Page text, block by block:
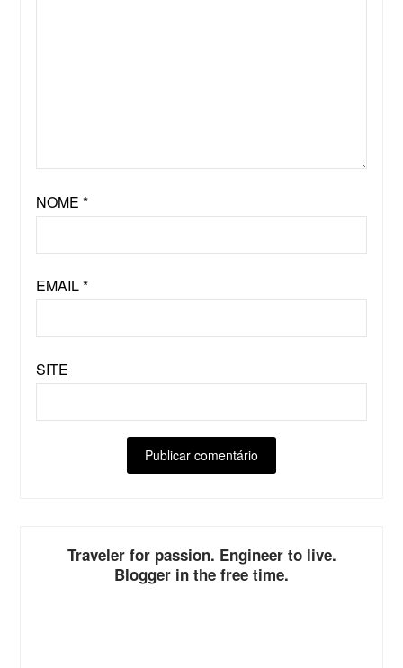
NOME *
EMAIL*
SITE
Traveler for passion. Engineer to live.
Blogger in the free time.